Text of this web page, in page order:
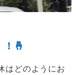
🤞
はどのようにお